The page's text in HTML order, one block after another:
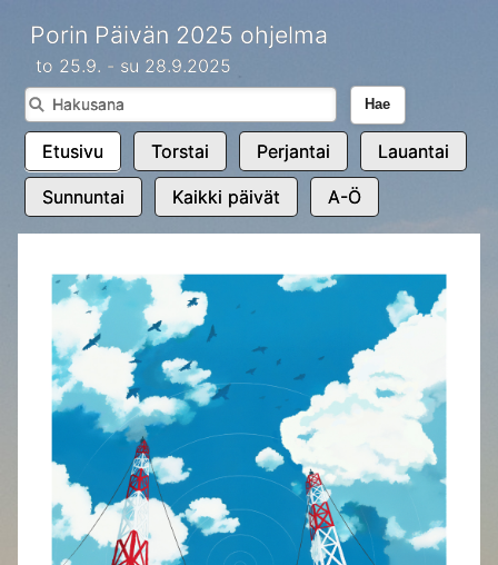
Porin Päivän 2025 ohjelma
to 25.9. - su 28.9.2025
Hae
Etusivu Torstai Perjantai Lauantai
Sunnuntai Kaikki päivät A-Ö